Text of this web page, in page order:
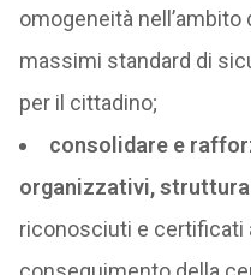
omogeneità nell’ambito
massimi standard di
per il cittadino;
consolidare e
organizzativi,
riconosciuti e certificati